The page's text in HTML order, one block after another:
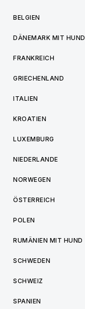
BELGIEN
DÄNEMARK MIT HUND
FRANKREICH
GRIECHENLAND
ITALIEN
KROATIEN
LUXEMBURG
NIEDERLANDE
NORWEGEN
ÖSTERREICH
POLEN
RUMÄNIEN MIT HUND
SCHWEDEN
SCHWEIZ
SPANIEN